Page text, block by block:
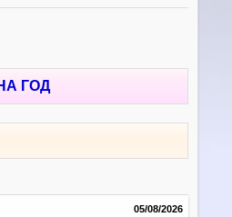
ГОД
05/08/2026